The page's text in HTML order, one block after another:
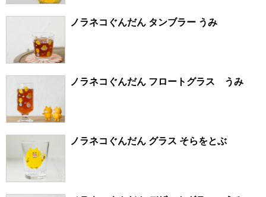
ノラネコぐんだん タンブラー うみ
ノラネコぐんだん フロートグラス うみ
ノラネコぐんだん グラス そらをとぶ